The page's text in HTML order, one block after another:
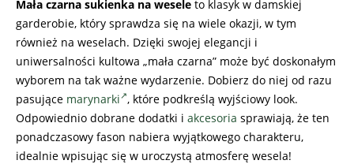
Mała czarna sukienka na wesele to klasyk w damskiej
garderobie, który sprawdza się na wiele okazji, w tym
również na weselach. Dzięki swojej elegancji i
uniwersalności kultowa „mała czarna” może być doskonałym
wyborem na tak ważne wydarzenie. Dobierz do niej od razu
pasujące marynarki , które podkreślą wyjściowy look.
Odpowiednio dobrane dodatki i akcesoria sprawiają, że ten
ponadczasowy fason nabiera wyjątkowego charakteru,
idealnie wpisując się w uroczystą atmosferę wesela!